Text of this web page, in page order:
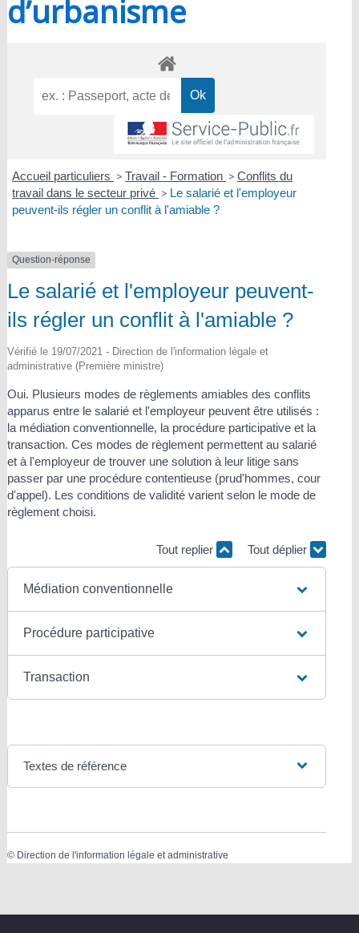
d’urbanisme
Accueil particuliers > Travail - Formation > Conflits du
travail dans le secteur privé > Le salarié et l'employeur
peuvent-ils régler un conflit à l'amiable ?
Question-réponse
Le salarié et l'employeur peuvent-
ils régler un conflit à l'amiable ?
Vérifié le 19/07/2021 - Direction de l'information légale et
administrative (Première ministre)
Oui. Plusieurs modes de règlements amiables des conflits
apparus entre le salarié et l'employeur peuvent être utilisés :
la médiation conventionnelle, la procédure participative et la
transaction. Ces modes de règlement permettent au salarié
et à l'employeur de trouver une solution à leur litige sans
passer par une procédure contentieuse (prud'hommes, cour
d'appel). Les conditions de validité varient selon le mode de
règlement choisi.
Tout replier Tout déplier
Médiation conventionnelle
Procédure participative
Transaction
Textes de référence
© Direction de l'information légale et administrative